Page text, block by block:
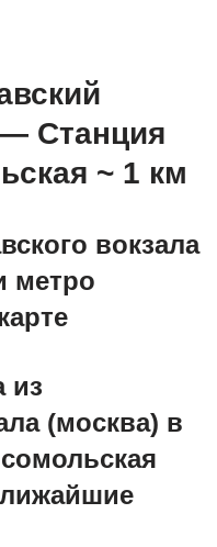
Станция
~ 1 км
вокзала
метро
из
(москва) в